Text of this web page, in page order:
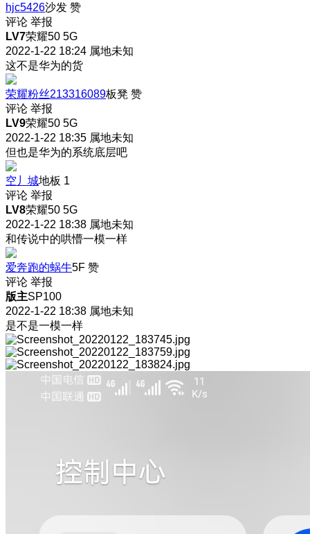
hjc5426沙发 赞
评论 举报
LV7荣耀50 5G
2022-1-22 18:24 属地未知
这不是华为的货
荣耀粉丝213316089板凳 赞
评论 举报
LV9荣耀50 5G
2022-1-22 18:35 属地未知
但也是华为的系统底层吧
空丿城地板 1
评论 举报
LV8荣耀50 5G
2022-1-22 18:38 属地未知
和传说中的哄懵一模一样
爱奔跑的蜗牛5F 赞
评论 举报
版主SP100
2022-1-22 18:38 属地未知
是不是一模一样